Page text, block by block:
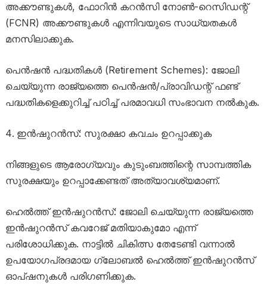
അക്കൗണ്ടുകൾ, ഫോറിൻ കറൻസി നോൺ-റെസിഡന്റ്
(FCNR) അക്കൗണ്ടുകൾ എന്നിവയുടെ സാധ്യതകൾ
മനസിലാക്കുക.
പെൻഷൻ പദ്ധതികൾ (Retirement Schemes): ജോലി
ചെയ്യുന്ന രാജ്യത്തെ പെൻഷൻ/പ്രാവിഡന്റ് ഫണ്ട്
പദ്ധതികളെക്കുറിച്ച് പഠിച്ച് പരമാവധി സംഭാവന നൽകുക.
ഇൻഷുറൻസ്: സുരക്ഷാ കവചം ഉറപ്പാക്കുക
നിങ്ങളുടെ ആരോഗ്യവും കുടുംബത്തിന്റെ സാമ്പത്തിക
സുരക്ഷയും ഉറപ്പാക്കേണ്ടത് അത്യാവശ്യമാണ്.
ഹെൽത്ത് ഇൻഷുറൻസ്: ജോലി ചെയ്യുന്ന രാജ്യത്തെ
ഇൻഷുറൻസ് കവറേജ് മതിയാകുമോ എന്ന്
പരിശോധിക്കുക. നാട്ടിൽ ചികിത്സ തേടേണ്ടി വന്നാൽ
ഉപയോഗപ്രദമായ ഗ്ലോബൽ ഹെൽത്ത് ഇൻഷുറൻസ്
ഓപ്ഷനുകൾ പരിഗണിക്കുക.